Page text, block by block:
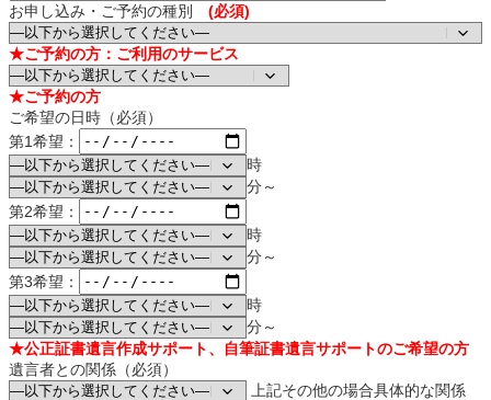
お申し込み・ご予約の種別 (必須)
★ご予約の方：ご利用のサービス
★ご予約の方
ご希望の日時（必須）
第1希望：
時
分～
第2希望：
時
分～
第3希望：
時
分～
★公正証書遺言作成サポート、自筆証書遺言サポートのご希望の方
遺言者との関係（必須）
上記その他の場合具体的な関係